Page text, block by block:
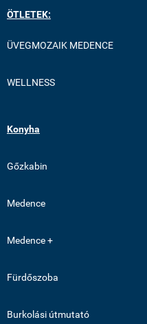
ÖTLETEK:
ÜVEGMOZAIK MEDENCE
WELLNESS
Konyha
Gőzkabin
Medence
Medence +
Fürdőszoba
Burkolási útmutató